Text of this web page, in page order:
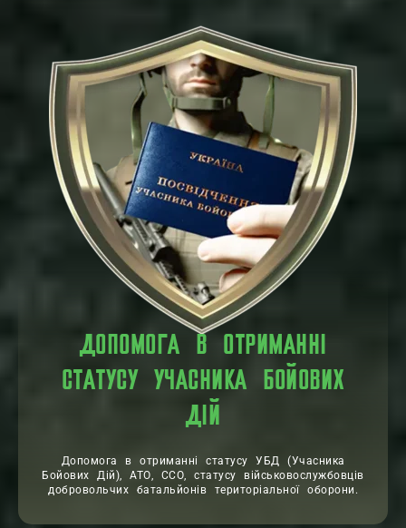
ДОПОМОГА В ОТРИМАННІ
СТАТУСУ УЧАСНИКА БОЙОВИХ
ДІЙ
Допомога в отриманні статусу УБД (Учасника
Бойових Дій), АТО, ССО, статусу військовослужбовців
добровольчих батальйонів територіальної оборони.